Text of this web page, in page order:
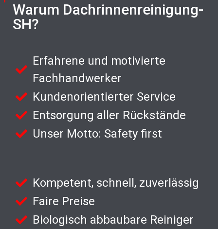
Warum Dachrinnenreinigung-
SH?
Erfahrene und motivierte
Fachhandwerker
Kundenorientierter Service
Entsorgung aller Rückstände
Unser Motto: Safety first
Kompetent, schnell, zuverlässig
Faire Preise
Biologisch abbaubare Reiniger